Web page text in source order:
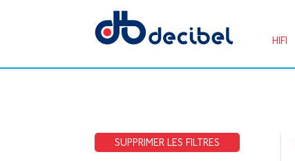
HIFI
SUPPRIMER LES FILTRES